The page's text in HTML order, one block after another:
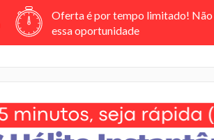
Oferta é por tempo limitado! Não
essa oportunidade